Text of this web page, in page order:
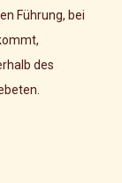
Führung, bei
des